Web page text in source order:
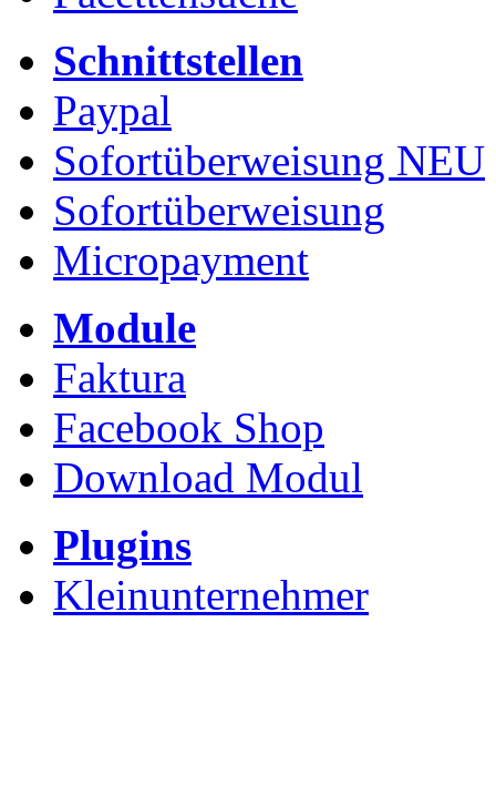
Schnittstellen
Paypal
Sofortüberweisung NEU
Sofortüberweisung
Micropayment
Module
Faktura
Facebook Shop
Download Modul
Plugins
Kleinunternehmer